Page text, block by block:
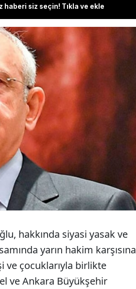
haberi siz seçin! Tıkla ve ekle
cuma günü, hakkında siyasi yasak
istenen davanın duruşmasına
eşi ve çocuklarıyla katılacağı
duruşmaya katılamayacak,
sağlaması bekleniyor.
hakkında siyasi yasak ve
yarın hakim karşısına
ve çocuklarıyla birlikte
ve Ankara Büyükşehir